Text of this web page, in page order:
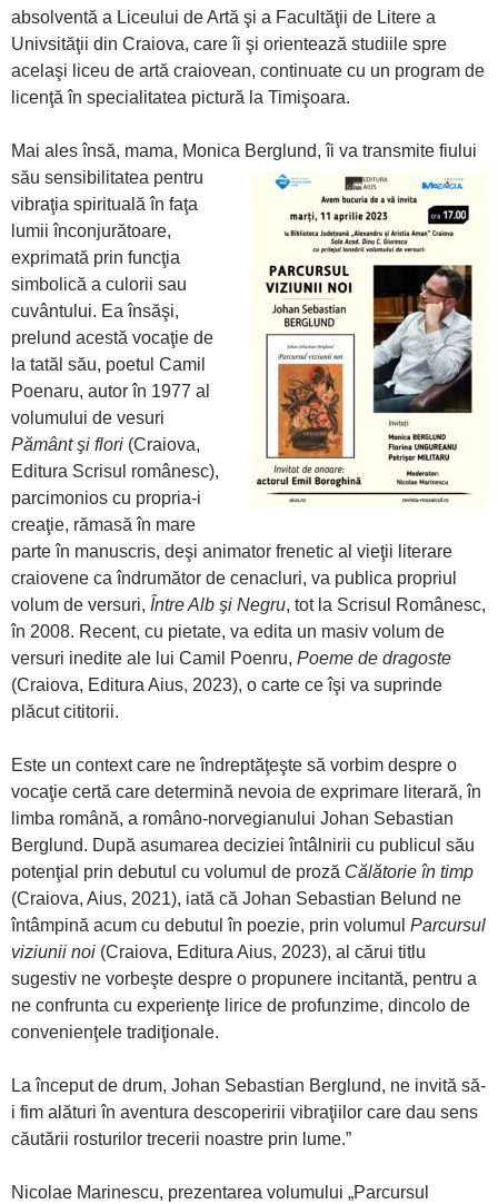
absolventă a Liceului de Artă şi a Facultăţii de Litere a
Univsităţii din Craiova, care îi şi orientează studiile spre
acelaşi liceu de artă craiovean, continuate cu un program de
licenţă în specialitatea pictură la Timişoara.
Mai ales însă, mama, Monica Berglund, îi va transmite fiului
său sensibilitatea pentru
vibraţia spirituală în faţa
lumii înconjurătoare,
exprimată prin funcţia
simbolică a culorii sau
cuvântului. Ea însăşi,
prelund acestă vocaţie de
la tatăl său, poetul Camil
Poenaru, autor în 1977 al
volumului de vesuri
Pământ şi flori (Craiova,
Editura Scrisul românesc),
parcimonios cu propria-i
creaţie, rămasă în mare
parte în manuscris, deşi animator frenetic al vieţii literare
craiovene ca îndrumător de cenacluri, va publica propriul
volum de versuri, Între Alb şi Negru, tot la Scrisul Românesc,
în 2008. Recent, cu pietate, va edita un masiv volum de
versuri inedite ale lui Camil Poenru, Poeme de dragoste
(Craiova, Editura Aius, 2023), o carte ce îşi va suprinde
plăcut cititorii.
Este un context care ne îndreptăţeşte să vorbim despre o
vocaţie certă care determină nevoia de exprimare literară, în
limba română, a româno-norvegianului Johan Sebastian
Berglund. După asumarea deciziei întâlnirii cu publicul său
potenţial prin debutul cu volumul de proză Călătorie în timp
(Craiova, Aius, 2021), iată că Johan Sebastian Belund ne
întâmpină acum cu debutul în poezie, prin volumul Parcursul
viziunii noi (Craiova, Editura Aius, 2023), al cărui titlu
sugestiv ne vorbeşte despre o propunere incitantă, pentru a
ne confrunta cu experienţe lirice de profunzime, dincolo de
convenienţele tradiţionale.
La început de drum, Johan Sebastian Berglund, ne invită să-
i fim alături în aventura descoperirii vibraţiilor care dau sens
căutării rosturilor trecerii noastre prin lume.”
Nicolae Marinescu, prezentarea volumului „Parcursul